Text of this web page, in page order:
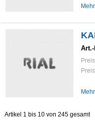
Art.-
Artikel 1 bis 10 von 245 gesamt